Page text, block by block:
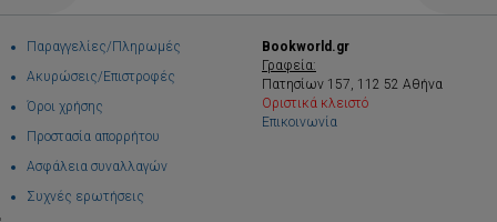
Παραγγελίες/Πληρωμές
Ακυρώσεις/Επιστροφές
Όροι χρήσης
Προστασία απορρήτου
Ασφάλεια συναλλαγών
Συχνές ερωτήσεις
Bookworld.gr
Γραφεία:
Πατησίων 157, 112 52 Αθήνα
Οριστικά κλειστό
Επικοινωνία